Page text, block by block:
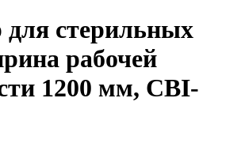
для стерильных
рабочей
1200 мм, CBI-